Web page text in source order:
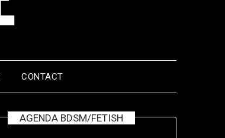
CONTACT
AGENDA BDSM/FETISH